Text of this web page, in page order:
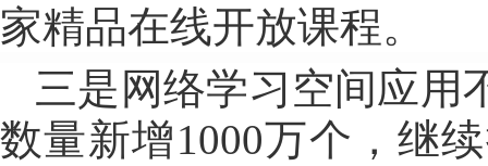
家精品在线开放课程。
三是网络学习空间应用
数量新增1000万个，继